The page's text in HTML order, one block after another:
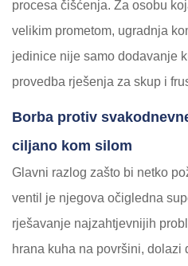
procesa čišćenja. Za osobu
velikim prometom, ugradnja
jedinice nije samo dodavanje
provedba rješenja za skup i
Borba protiv
ciljano kom silom
Glavni razlog zašto bi netko
ventil je njegova očigledna
rješavanje najzahtjevnijih
hrana kuha na površini, dolazi